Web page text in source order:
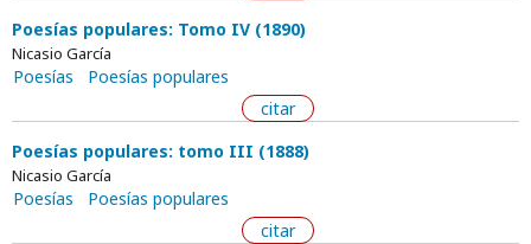
Poesías populares: Tomo IV (1890)
Nicasio García
Poesías
Poesías populares
citar
Poesías populares: tomo III (1888)
Nicasio García
Poesías
Poesías populares
citar